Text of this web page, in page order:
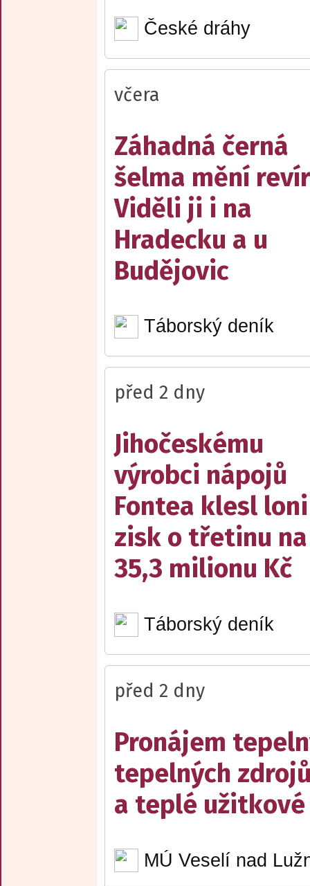
České dráhy
včera
Záhadná černá
šelma mění
Viděli ji i na
Hradecku a u
Budějovic
Táborský deník
před 2 dny
Jihočeskému
výrobci nápojů
Fontea klesl loni
zisk o třetinu na
35,3 milionu Kč
Táborský deník
před 2 dny
Pronájem
tepelných
a teplé užitkové
MÚ Veselí nad